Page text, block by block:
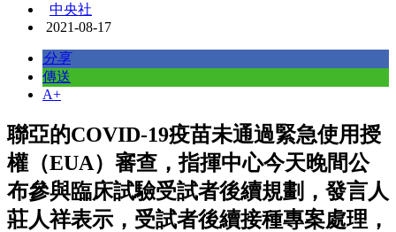
中央社
2021-08-17
分享
傳送
A+
聯亞的COVID-19疫苗未通過緊急使用授
權（EUA）審查，指揮中心今天晚間公
布參與臨床試驗受試者後續規劃，發言人
莊人祥表示，受試者後續接種專案處理，